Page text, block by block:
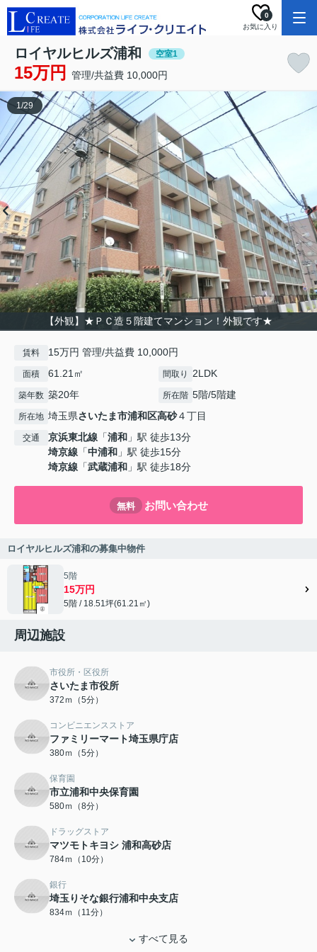
お気に入り
0
ロイヤルヒルズ浦和 空室1
15万円 管理/共益費 10,000円
【外観】★ＰＣ造５階建てマンション！外観です★
1/29
賃料 15万円 管理/共益費 10,000円
面積 61.21㎡ 間取り 2LDK
築年数 築20年 所在階 5階/5階建
所在地 埼玉県さいたま市浦和区高砂４丁目
交通 京浜東北線 「浦和 」駅 徒歩13分
埼京線 「中浦和 」駅 徒歩15分
埼京線 「武蔵浦和 」駅 徒歩18分
無料 お問い合わせ
ロイヤルヒルズ浦和の募集中物件
5階
15万円
5階 / 18.51坪(61.21㎡)
周辺施設
市役所・区役所
さいたま市役所
372ｍ（5分）
コンビニエンスストア
ファミリーマート埼玉県庁店
380ｍ（5分）
保育園
市立浦和中央保育園
580ｍ（8分）
ドラッグストア
マツモトキヨシ 浦和高砂店
784ｍ（10分）
銀行
埼玉りそな銀行浦和中央支店
834ｍ（11分）
すべて見る